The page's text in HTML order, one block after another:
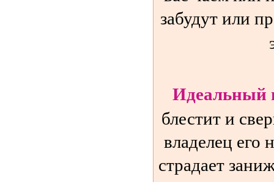
забудут или
Идеальный
блестит и
владелец его
страдает